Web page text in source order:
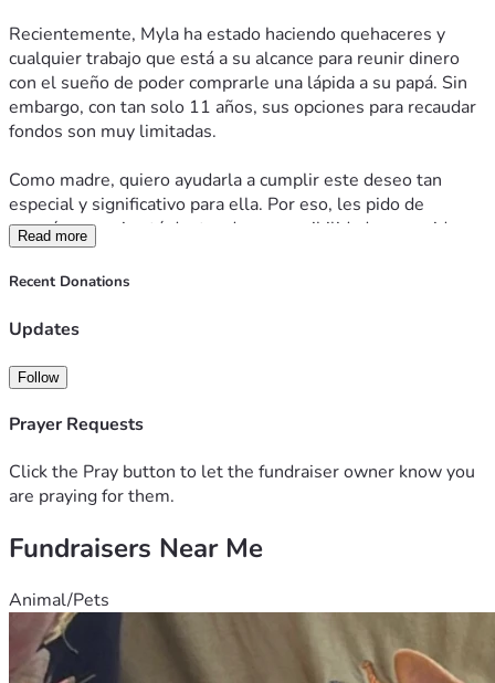
Recientemente, Myla ha estado haciendo quehaceres y
cualquier trabajo que está a su alcance para reunir dinero
con el sueño de poder comprarle una lápida a su papá. Sin
embargo, con tan solo 11 años, sus opciones para recaudar
fondos son muy limitadas.
Como madre, quiero ayudarla a cumplir este deseo tan
especial y significativo para ella. Por eso, les pido de
corazón que, si está dentro de sus posibilidades, consideren
hacer una donación. No importa la cantidad; cada aporte nos
acerca un paso más a honrar la memoria de su papá y a
profundamente agradecidos. Gracias por tomarse el tiempo
brindarnos.
Con gratitud,
Jennifer y Myla
Read more
Recent Donations
Updates
Follow
Prayer Requests
Click the Pray button to let the fundraiser owner know you
are praying for them.
Fundraisers Near Me
Animal/Pets